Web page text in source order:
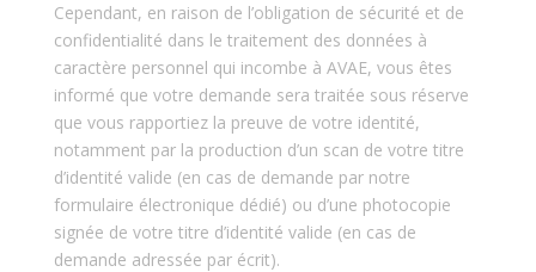
Cependant, en raison de l’obligation de sécurité et de
confidentialité dans le traitement des données à
caractère personnel qui incombe à AVAE, vous êtes
informé que votre demande sera traitée sous réserve
que vous rapportiez la preuve de votre identité,
notamment par la production d’un scan de votre titre
d’identité valide (en cas de demande par notre
formulaire électronique dédié) ou d’une photocopie
signée de votre titre d’identité valide (en cas de
demande adressée par écrit).